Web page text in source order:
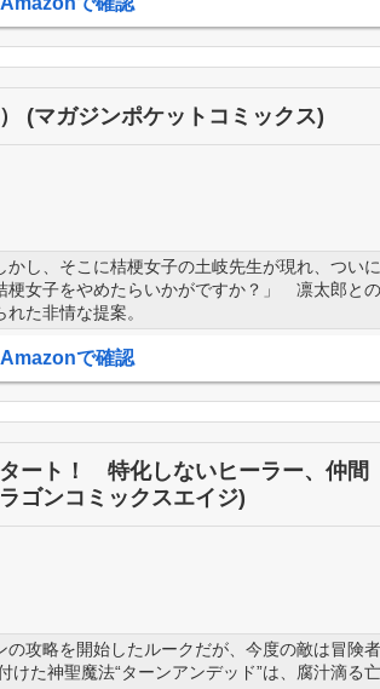
(マガジンポケットコミックス)
し、そこに桔梗女子の土岐先生が現れ、ついに
梗女子をやめたらいかがですか？」 凛太郎との
た非情な提案。
Amazonで確認
ート！ 特化しないヒーラー、仲間
ゴンコミックスエイジ)
攻略を開始したルークだが、今度の敵は冒険者
けた神聖魔法“ターンアンデッド”は、腐汁滴る亡